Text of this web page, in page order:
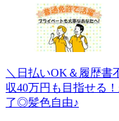
＼日払いOK＆履歴書
収40万円も目指せる
了◎髪色自由♪